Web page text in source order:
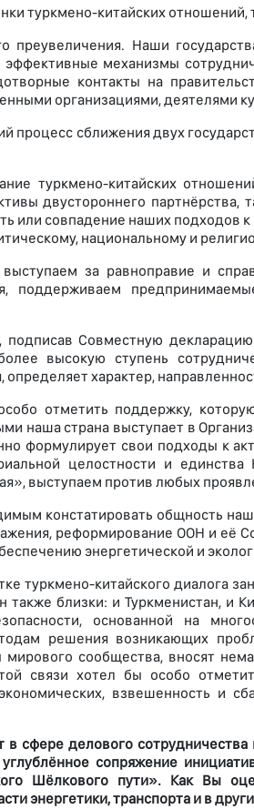
туркмено-китайских
преувеличения. Наши
механизмы
контакты на
организациями, деятелями
процесс сближения двух
туркмено-китайских
двустороннего
или совпадение наших
национальному и
за равноправие и
поддерживаем
подписав Совместную
высокую ступень
определяет характер,
отметить поддержку,
наша страна выступает в
формулирует свои подходы к
целостности и
выступаем против любых
констатировать общность
реформирование ООН и её
энергетической и
туркмено-китайского диалога
также близки: и Туркменистан, и
основанной на
решения возникающих
сообщества, вносят
связи хотел бы особо
взвешенность и
в сфере делового
сопряжение
Шёлкового пути». Как Вы
энергетики, транспорта и в